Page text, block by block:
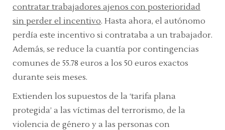
contratar trabajadores ajenos con posterioridad
sin perder el incentivo. Hasta ahora, el autónomo
perdía este incentivo si contrataba a un trabajador.
Además, se reduce la cuantía por contingencias
comunes de 55.78 euros a los 50 euros exactos
durante seis meses.
Extienden los supuestos de la ‘tarifa plana
protegida’ a las víctimas del terrorismo, de la
violencia de género y a las personas con